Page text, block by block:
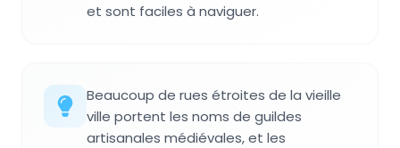
et sont faciles à naviguer.
Beaucoup de rues étroites de la vieille
ville portent les noms de guildes
artisanales médiévales, et les